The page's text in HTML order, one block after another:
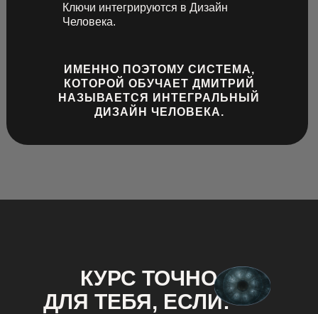
Ключи интегрируются в Дизайн
Человека.
ИМЕННО ПОЭТОМУ СИСТЕМА,
КОТОРОЙ ОБУЧАЕТ ДМИТРИЙ
НАЗЫВАЕТСЯ ИНТЕГРАЛЬНЫЙ
ДИЗАЙН ЧЕЛОВЕКА.
ДЛЯ ТЕБЯ, ЕСЛИ:
КУРС ТОЧНО